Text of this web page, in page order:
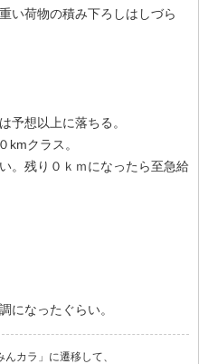
い荷物の積み下ろしはしづら
予想以上に落ちる。
kmクラス。
。残り０ｋｍになったら至急給
になったぐらい。
カラ」に遷移して、